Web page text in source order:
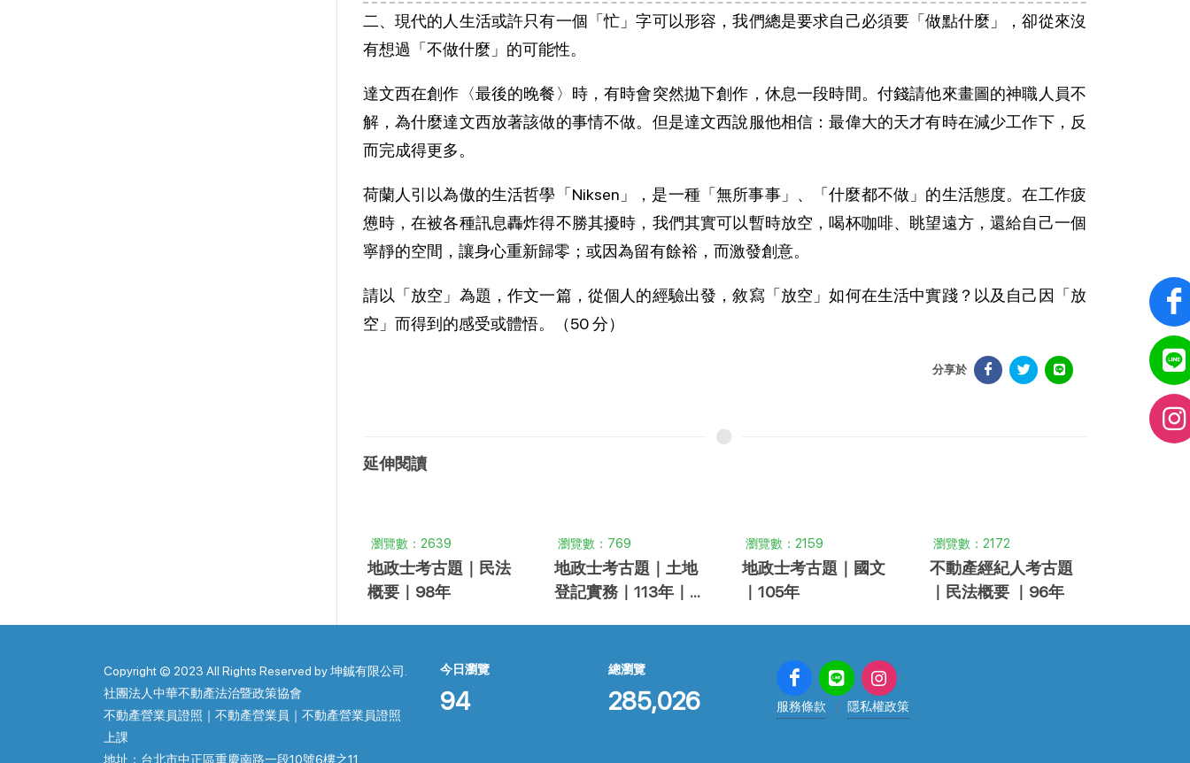
二、現代的人生活或許只有一個「忙」字可以形容，我們總是要求自己必須要「做點什麼」，卻從來沒
有想過「不做什麼」的可能性。
達文西在創作〈最後的晚餐〉時，有時會突然拋下創作，休息一段時間。付錢請他來畫圖的神職人員不
解，為什麼達文西放著該做的事情不做。但是達文西說服他相信：最偉大的天才有時在減少工作下，反
而完成得更多。
荷蘭人引以為傲的生活哲學「Niksen」，是一種「無所事事」、「什麼都不做」的生活態度。在工作疲
憊時，在被各種訊息轟炸得不勝其擾時，我們其實可以暫時放空，喝杯咖啡、眺望遠方，還給自己一個
寧靜的空間，讓身心重新歸零；或因為留有餘裕，而激發創意。
請以「放空」為題，作文一篇，從個人的經驗出發，敘寫「放空」如何在生活中實踐？以及自己因「放
空」而得到的感受或體悟。（50 分）
分享於
延伸閱讀
瀏覽數：2639
地政士考古題｜民法
概要｜98年
瀏覽數：769
地政士考古題｜土地
登記實務｜113年｜申
瀏覽數：2159
地政士考古題｜國文
｜105年
瀏覽數：2172
不動產經紀人考古題
｜民法概要 ｜96年
Copyright © 2023 All Rights Reserved by 坤鋮有限公司.
社團法人中華不動產法治暨政策協會
不動產營業員證照｜不動產營業員｜不動產營業員證照
上課
地址：台北市中正區重慶南路一段10號6樓之11
今日瀏覽
94
總瀏覽
285,026 服務條款 隱私權政策